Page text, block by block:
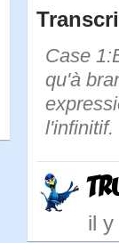
Case
qu'à
l'infinitif.
il